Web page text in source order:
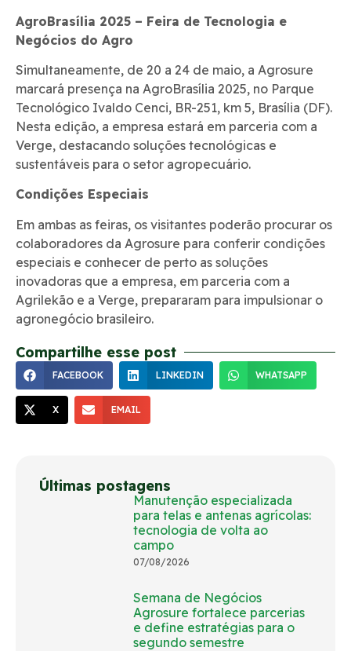
Últimas postagens
Manutenção especializada
para telas e antenas agrícolas:
tecnologia de volta ao
campo
07/08/2026
Semana de Negócios
Agrosure fortalece parcerias
e define estratégias para o
segundo semestre
AgroBrasília 2025 – Feira de Tecnologia e
Negócios do Agro
Simultaneamente, de 20 a 24 de maio, a Agrosure
marcará presença na AgroBrasília 2025, no Parque
Tecnológico Ivaldo Cenci, BR-251, km 5, Brasília (DF).
Nesta edição, a empresa estará em parceria com a
Verge, destacando soluções tecnológicas e
sustentáveis para o setor agropecuário.
Condições Especiais
Em ambas as feiras, os visitantes poderão procurar os
colaboradores da Agrosure para conferir condições
especiais e conhecer de perto as soluções
inovadoras que a empresa, em parceria com a
Agrilekão e a Verge, prepararam para impulsionar o
agronegócio brasileiro.
Compartilhe esse post
FACEBOOK LINKEDIN WHATSAPP
X EMAIL